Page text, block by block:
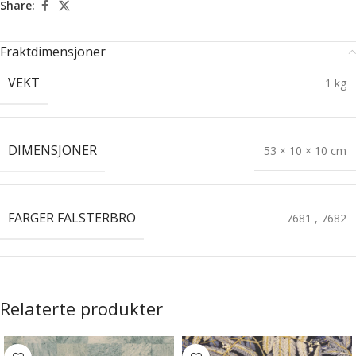
Share:
Fraktdimensjoner
VEKT
1 kg
DIMENSJONER 53 × 10 × 10 cm
FARGER FALSTERBRO 7681 , 7682
Relaterte produkter